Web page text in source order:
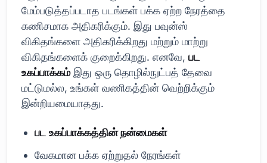
மேம்படுத்தப்படாத படங்கள் பக்க ஏற்ற நேரத்தை
கணிசமாக அதிகரிக்கும். இது பவுன்ஸ்
விகிதங்களை அதிகரிக்கிறது மற்றும் மாற்று
விகிதங்களைக் குறைக்கிறது. எனவே, பட
உகப்பாக்கம்இது ஒரு தொழில்நுட்பத் தேவை
மட்டுமல்ல, உங்கள் வணிகத்தின் வெற்றிக்கும்
இன்றியமையாதது.
பட உகப்பாக்கத்தின் நன்மைகள்
வேகமான பக்க ஏற்றுதல் நேரங்கள்